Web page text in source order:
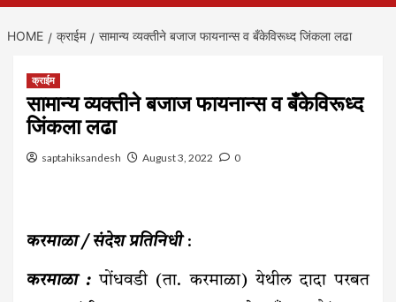
HOME क्राईम सामान्य व्यक्तीने बजाज फायनान्स व बँकेविरूध्द जिंकला लढा
क्राईम
सामान्य व्यक्तीने बजाज फायनान्स व बँकेविरूध्द
जिंकला लढा
saptahiksandesh August 3, 2022 0
करमाळा / संदेश प्रतिनिधी:
करमाळा :पोंधवडी (ता. करमाळा) येथील दादा परबत